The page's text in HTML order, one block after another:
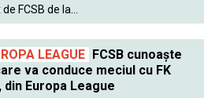
FCSB de la...
LEAGUE FCSB cunoaște
va conduce meciul cu FK
din Europa League